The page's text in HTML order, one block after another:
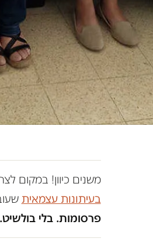
משנים כיוון! במקום
בעיתונות עצמאית
פרסומות. בלי בולשיט.